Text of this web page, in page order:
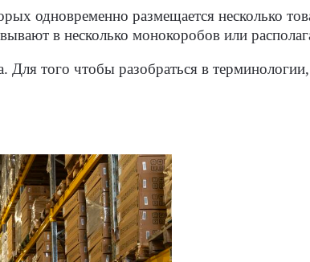
одновременно размещается несколько
в несколько монокоробов или
того чтобы разобраться в